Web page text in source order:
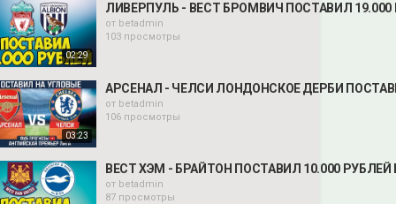
02:29
ЛИВЕРПУЛЬ - ВЕСТ БРОМВИЧ ПОСТАВИЛ
от betadmin
103 просмотры
03:23
АРСЕНАЛ - ЧЕЛСИ ЛОНДОНСКОЕ ДЕРБИ
от betadmin
106 просмотры
ВЕСТ ХЭМ - БРАЙТОН ПОСТАВИЛ 10.000
от betadmin
87 просмотры